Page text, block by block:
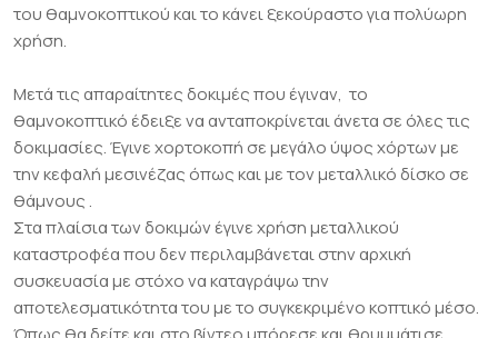
του θαμνοκοπτικού και το κάνει ξεκούραστο για πολύωρη
χρήση.
Μετά τις απαραίτητες δοκιμές που έγιναν, το
θαμνοκοπτικό έδειξε να ανταποκρίνεται άνετα σε όλες τις
δοκιμασίες. Έγινε χορτοκοπή σε μεγάλο ύψος χόρτων με
την κεφαλή μεσινέζας όπως και με τον μεταλλικό δίσκο σε
θάμνους .
Στα πλαίσια των δοκιμών έγινε χρήση μεταλλικού
καταστροφέα που δεν περιλαμβάνεται στην αρχική
συσκευασία με στόχο να καταγράψω την
αποτελεσματικότητα του με το συγκεκριμένο κοπτικό μέσο.